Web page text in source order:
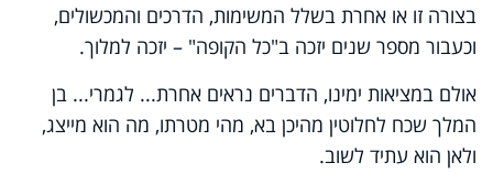
בצורה זו או אחרת בשלל המשימות, הדרכים והמכשולים,
וכעבור מספר שנים יזכה ב"כל הקופה" – יזכה למלוך.
אולם במציאות ימינו, הדברים נראים אחרת... לגמרי... בן
המלך שכח לחלוטין מהיכן בא, מהי מטרתו, מה הוא מייצג,
ולאן הוא עתיד לשוב.